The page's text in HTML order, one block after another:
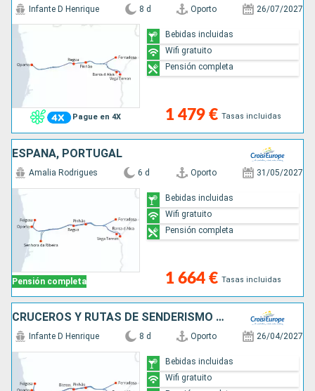
Pague en 4X
Infante D Henrique 8 d Oporto 26/07/2027
1 479 € Tasas incluidas
Bebidas incluidas
Wifi gratuito
Pensión completa
ESPAÑA, PORTUGAL
Pensión completa
Amalia Rodrigues 6 d Oporto 31/05/2027
1 664 € Tasas incluidas
Bebidas incluidas
Wifi gratuito
Pensión completa
CRUCEROS Y RUTAS DE SENDERISMO POR EL VALLE DEL DUERO, NATURALEZA VIRGEN (FORMULA PUERTO/PUERTO)
Infante D Henrique 8 d Oporto 26/04/2027
Bebidas incluidas
Wifi gratuito